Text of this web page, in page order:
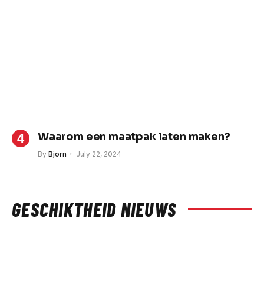
Waarom een maatpak laten maken?
By Bjorn July 22, 2024
GESCHIKTHEID NIEUWS